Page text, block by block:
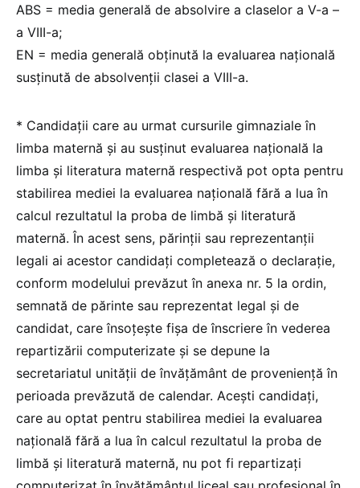
ABS = media generală de absolvire a claselor a V-a –
a VIII-a;
EN = media generală obținută la evaluarea națională
susținută de absolvenții clasei a VIII-a.
* Candidații care au urmat cursurile gimnaziale în
limba maternă și au susținut evaluarea națională la
limba și literatura maternă respectivă pot opta pentru
stabilirea mediei la evaluarea națională fără a lua în
calcul rezultatul la proba de limbă și literatură
maternă. În acest sens, părinții sau reprezentanții
legali ai acestor candidați completează o declarație,
conform modelului prevăzut în anexa nr. 5 la ordin,
semnată de părinte sau reprezentat legal și de
candidat, care însoțește fișa de înscriere în vederea
repartizării computerizate și se depune la
secretariatul unității de învățământ de proveniență în
perioada prevăzută de calendar. Acești candidați,
care au optat pentru stabilirea mediei la evaluarea
națională fără a lua în calcul rezultatul la proba de
limbă și literatură maternă, nu pot fi repartizați